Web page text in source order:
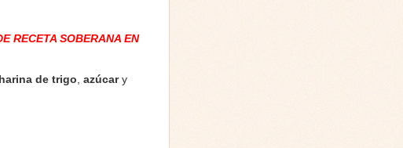
RECETA SOBERANA EN
harina de trigo azúcary